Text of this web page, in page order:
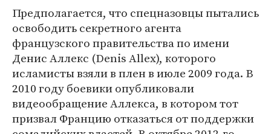
Предполагается, что спецназовцы пытались
освободить секретного агента
французского правительства по имени
Денис Аллекс (Denis Allex), которого
исламисты взяли в плен в июле 2009 года. В
2010 году боевики опубликовали
видеообращение Аллекса, в котором тот
призвал Францию отказаться от поддержки